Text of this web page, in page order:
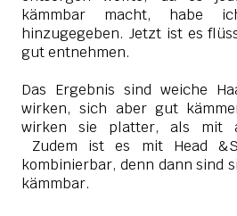
kämmbar macht, habe
hinzugegeben. Jetzt ist es
gut entnehmen.
Das Ergebnis sind weiche
wirken, sich aber gut
wirken sie platter, als mit
Zudem ist es mit Head
kombinierbar, denn dann sind
kämmbar.